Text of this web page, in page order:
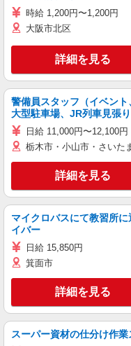
時給 1,200円〜1,200円
大阪市北区
詳細を見る
警備員スタッフ（イベント
大型駐車場、JR列車見張り
日給 11,000円〜12,100円
栃木市・小山市・さいた
詳細を見る
マイクロバスにて教習所
イバー
日給 15,850円
箕面市
詳細を見る
スーパー資材の仕分け作業